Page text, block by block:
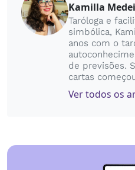
Kamilla
Taróloga e
simbólica,
anos com o
de previsões.
cartas
Ver todos os